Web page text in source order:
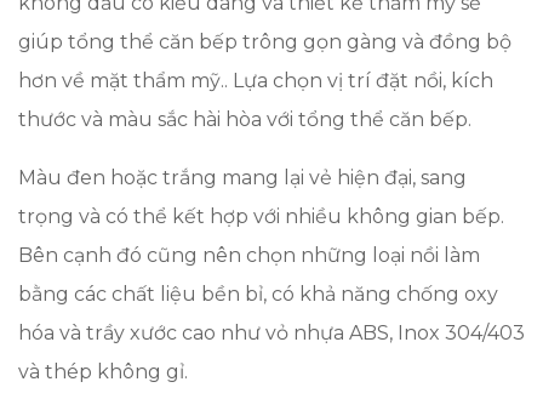
giúp tổng thể căn bếp trông gọn gàng và đồng bộ
hơn về mặt thẩm mỹ.. Lựa chọn vị trí đặt nồi, kích
thước và màu sắc hài hòa với tổng thể căn bếp.
Màu đen hoặc trắng mang lại vẻ hiện đại, sang
trọng và có thể kết hợp với nhiều không gian bếp.
Bên cạnh đó cũng nên chọn những loại nồi làm
bằng các chất liệu bền bỉ, có khả năng chống oxy
hóa và trầy xước cao như vỏ nhựa ABS, Inox 304/403
và thép không gỉ.